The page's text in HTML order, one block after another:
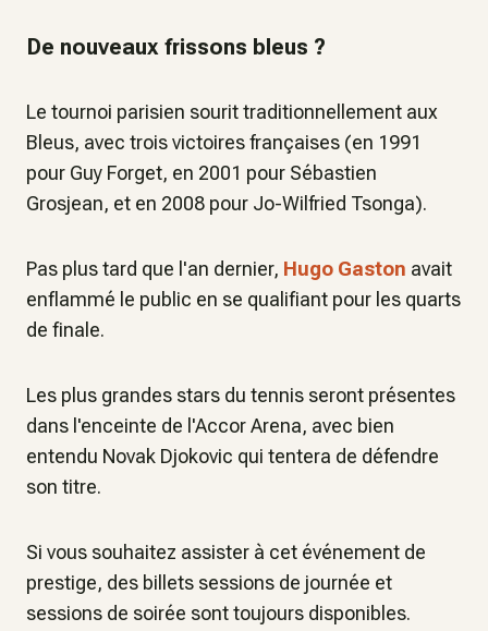
De nouveaux frissons bleus ?
Le tournoi parisien sourit traditionnellement aux
Bleus, avec trois victoires françaises (en 1991
pour Guy Forget, en 2001 pour Sébastien
Grosjean, et en 2008 pour Jo-Wilfried Tsonga).
Pas plus tard que l'an dernier, Hugo Gaston avait
enflammé le public en se qualifiant pour les quarts
de finale.
Les plus grandes stars du tennis seront présentes
dans l'enceinte de l'Accor Arena, avec bien
entendu Novak Djokovic qui tentera de défendre
son titre.
Si vous souhaitez assister à cet événement de
prestige, des billets sessions de journée et
sessions de soirée sont toujours disponibles.